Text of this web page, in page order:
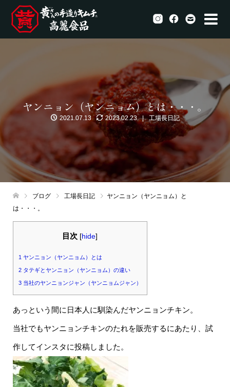
ヤンニョン（ヤンニョム）とは・・・。
2021.07.13 2023.02.23 工場長日記
ブログ 工場長日記
ヤンニョン（ヤンニョム）と
は・・・。
目次 [hide]
1 ヤンニョン（ヤンニョム）とは
2タテギとヤンニョン（ヤンニョム）の違い
3当社のヤンニョンジャン（ヤンニョムジャン）
あっという間に日本人に馴染んだヤンニョンチキン。
当社でもヤンニョンチキンのたれを販売するにあたり、試
作してインスタに投稿しました。